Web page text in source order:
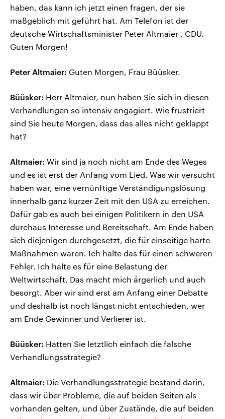
haben, das kann ich jetzt einen fragen, der sie
maßgeblich mit geführt hat. Am Telefon ist der
deutsche Wirtschaftsminister Peter Altmaier , CDU.
Guten Morgen!
Peter Altmaier: Guten Morgen, Frau Büüsker.
Büüsker: Herr Altmaier, nun haben Sie sich in diesen
Verhandlungen so intensiv engagiert. Wie frustriert
sind Sie heute Morgen, dass das alles nicht geklappt
hat?
Altmaier: Wir sind ja noch nicht am Ende des Weges
und es ist erst der Anfang vom Lied. Was wir versucht
haben war, eine vernünftige Verständigungslösung
innerhalb ganz kurzer Zeit mit den USA zu erreichen.
Dafür gab es auch bei einigen Politikern in den USA
durchaus Interesse und Bereitschaft. Am Ende haben
sich diejenigen durchgesetzt, die für einseitige harte
Maßnahmen waren. Ich halte das für einen schweren
Fehler. Ich halte es für eine Belastung der
Weltwirtschaft. Das macht mich ärgerlich und auch
besorgt. Aber wir sind erst am Anfang einer Debatte
und deshalb ist noch längst nicht entschieden, wer
am Ende Gewinner und Verlierer ist.
Büüsker: Hatten Sie letztlich einfach die falsche
Verhandlungsstrategie?
Altmaier: Die Verhandlungsstrategie bestand darin,
dass wir über Probleme, die auf beiden Seiten als
vorhanden gelten, und über Zustände, die auf beiden